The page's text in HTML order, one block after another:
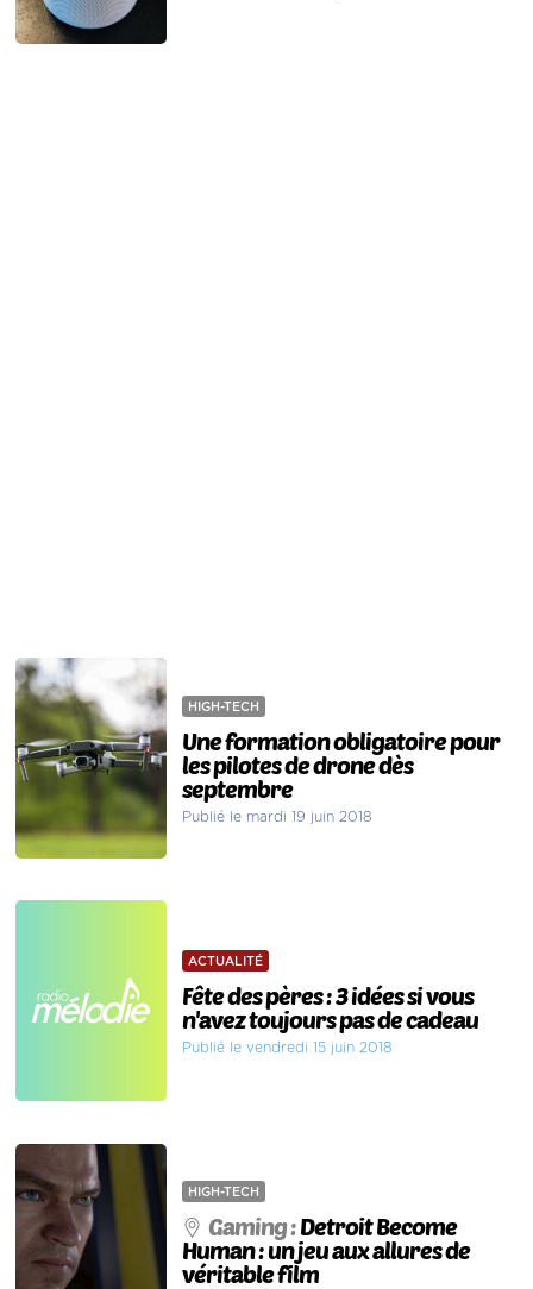
HIGH-TECH
Une formation obligatoire pour
les pilotes de drone dès
septembre
Publié le mardi 19 juin 2018
ACTUALITÉ
Fête des pères : 3 idées si vous
n'avez toujours pas de cadeau
Publié le vendredi 15 juin 2018
HIGH-TECH
Gaming :Detroit Become
Human : un jeu aux allures de
véritable film